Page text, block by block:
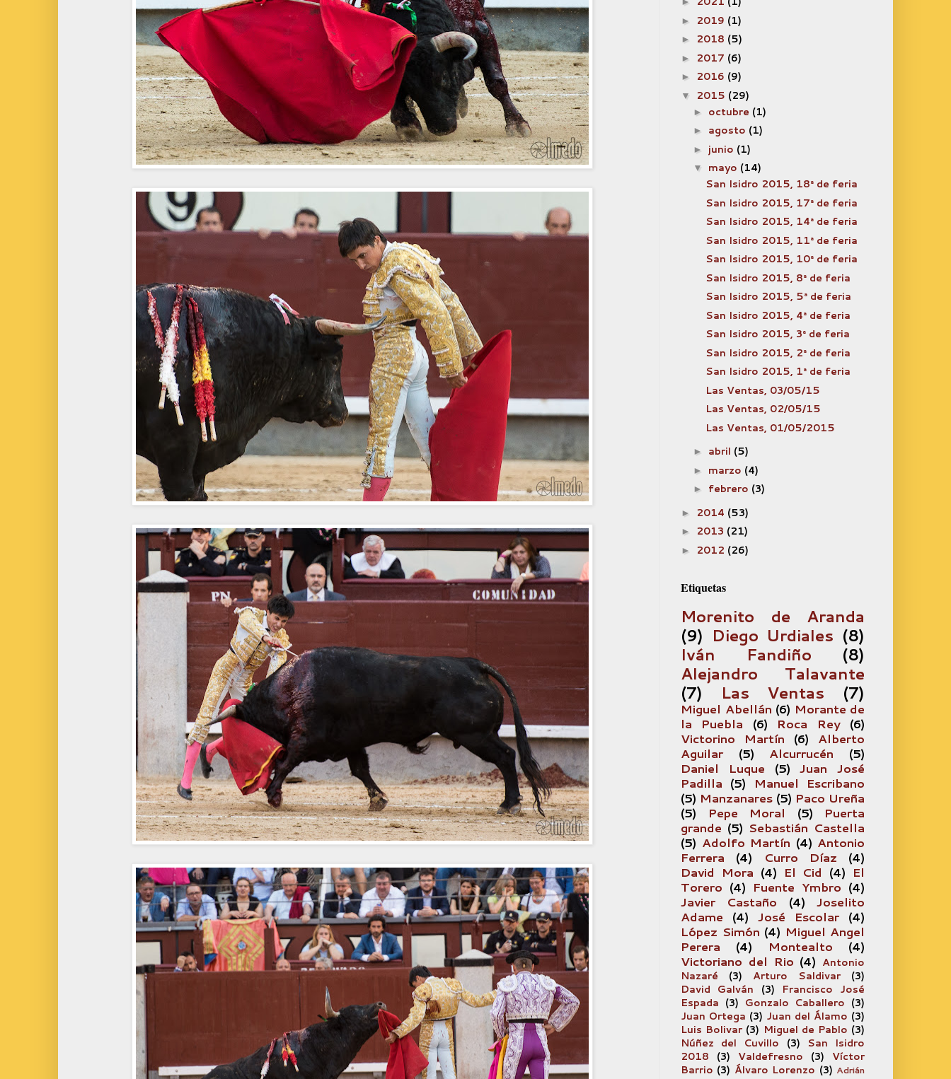
► 2019 (1)
► 2018 (5)
► 2017 (6)
► 2016 (9)
▼ 2015 (29)
► octubre (1)
► agosto (1)
► junio (1)
▼ mayo (14)
San Isidro 2015, 18ª de feria
San Isidro 2015, 17ª de feria
San Isidro 2015, 14ª de feria
San Isidro 2015, 11ª de feria
San Isidro 2015, 10ª de feria
San Isidro 2015, 8ª de feria
San Isidro 2015, 5ª de feria
San Isidro 2015, 4ª de feria
San Isidro 2015, 3ª de feria
San Isidro 2015, 2ª de feria
San Isidro 2015, 1ª de feria
Las Ventas, 03/05/15
Las Ventas, 02/05/15
Las Ventas, 01/05/2015
► abril (5)
► marzo (4)
► febrero (3)
► 2014 (53)
► 2013 (21)
► 2012 (26)
Etiquetas
Morenito de Aranda
(9) Diego Urdiales (8)
Iván Fandiño
(8)
Alejandro Talavante
(7)
Las Ventas (7)
Miguel Abellán (6) Morante de
la Puebla
(6) Roca Rey
(6)
Victorino Martín
(6)
Alberto
Aguilar
(5) Alcurrucén
(5)
Daniel Luque
(5)
Juan José
Padilla (5)
Manuel Escribano
(5) Manzanares (5) Paco Ureña
(5)
Pepe Moral (5)
Puerta
grande (5) Sebastián Castella
(5) Adolfo Martín (4) Antonio
Ferrera
(4) Curro Díaz
(4)
David Mora (4) El Cid (4) El
Torero (4) Fuente Ymbro (4)
Javier Castaño
(4)
Joselito
Adame
(4) José Escolar
(4)
López Simón (4) Miguel Angel
Perera
(4) Montealto
(4)
Victoriano del Rio (4) Antonio
Nazaré
(3) Arturo Saldivar
(3)
David Galván
(3)
Francisco José
Espada (3) Gonzalo Caballero (3)
Juan Ortega (3) Juan del Álamo (3)
Luis Bolivar (3) Miguel de Pablo (3)
Núñez del Cuvillo
(3)
San Isidro
2018
(3) Valdefresno (3)
Víctor
Barrio (3) Álvaro Lorenzo (3) Adrián